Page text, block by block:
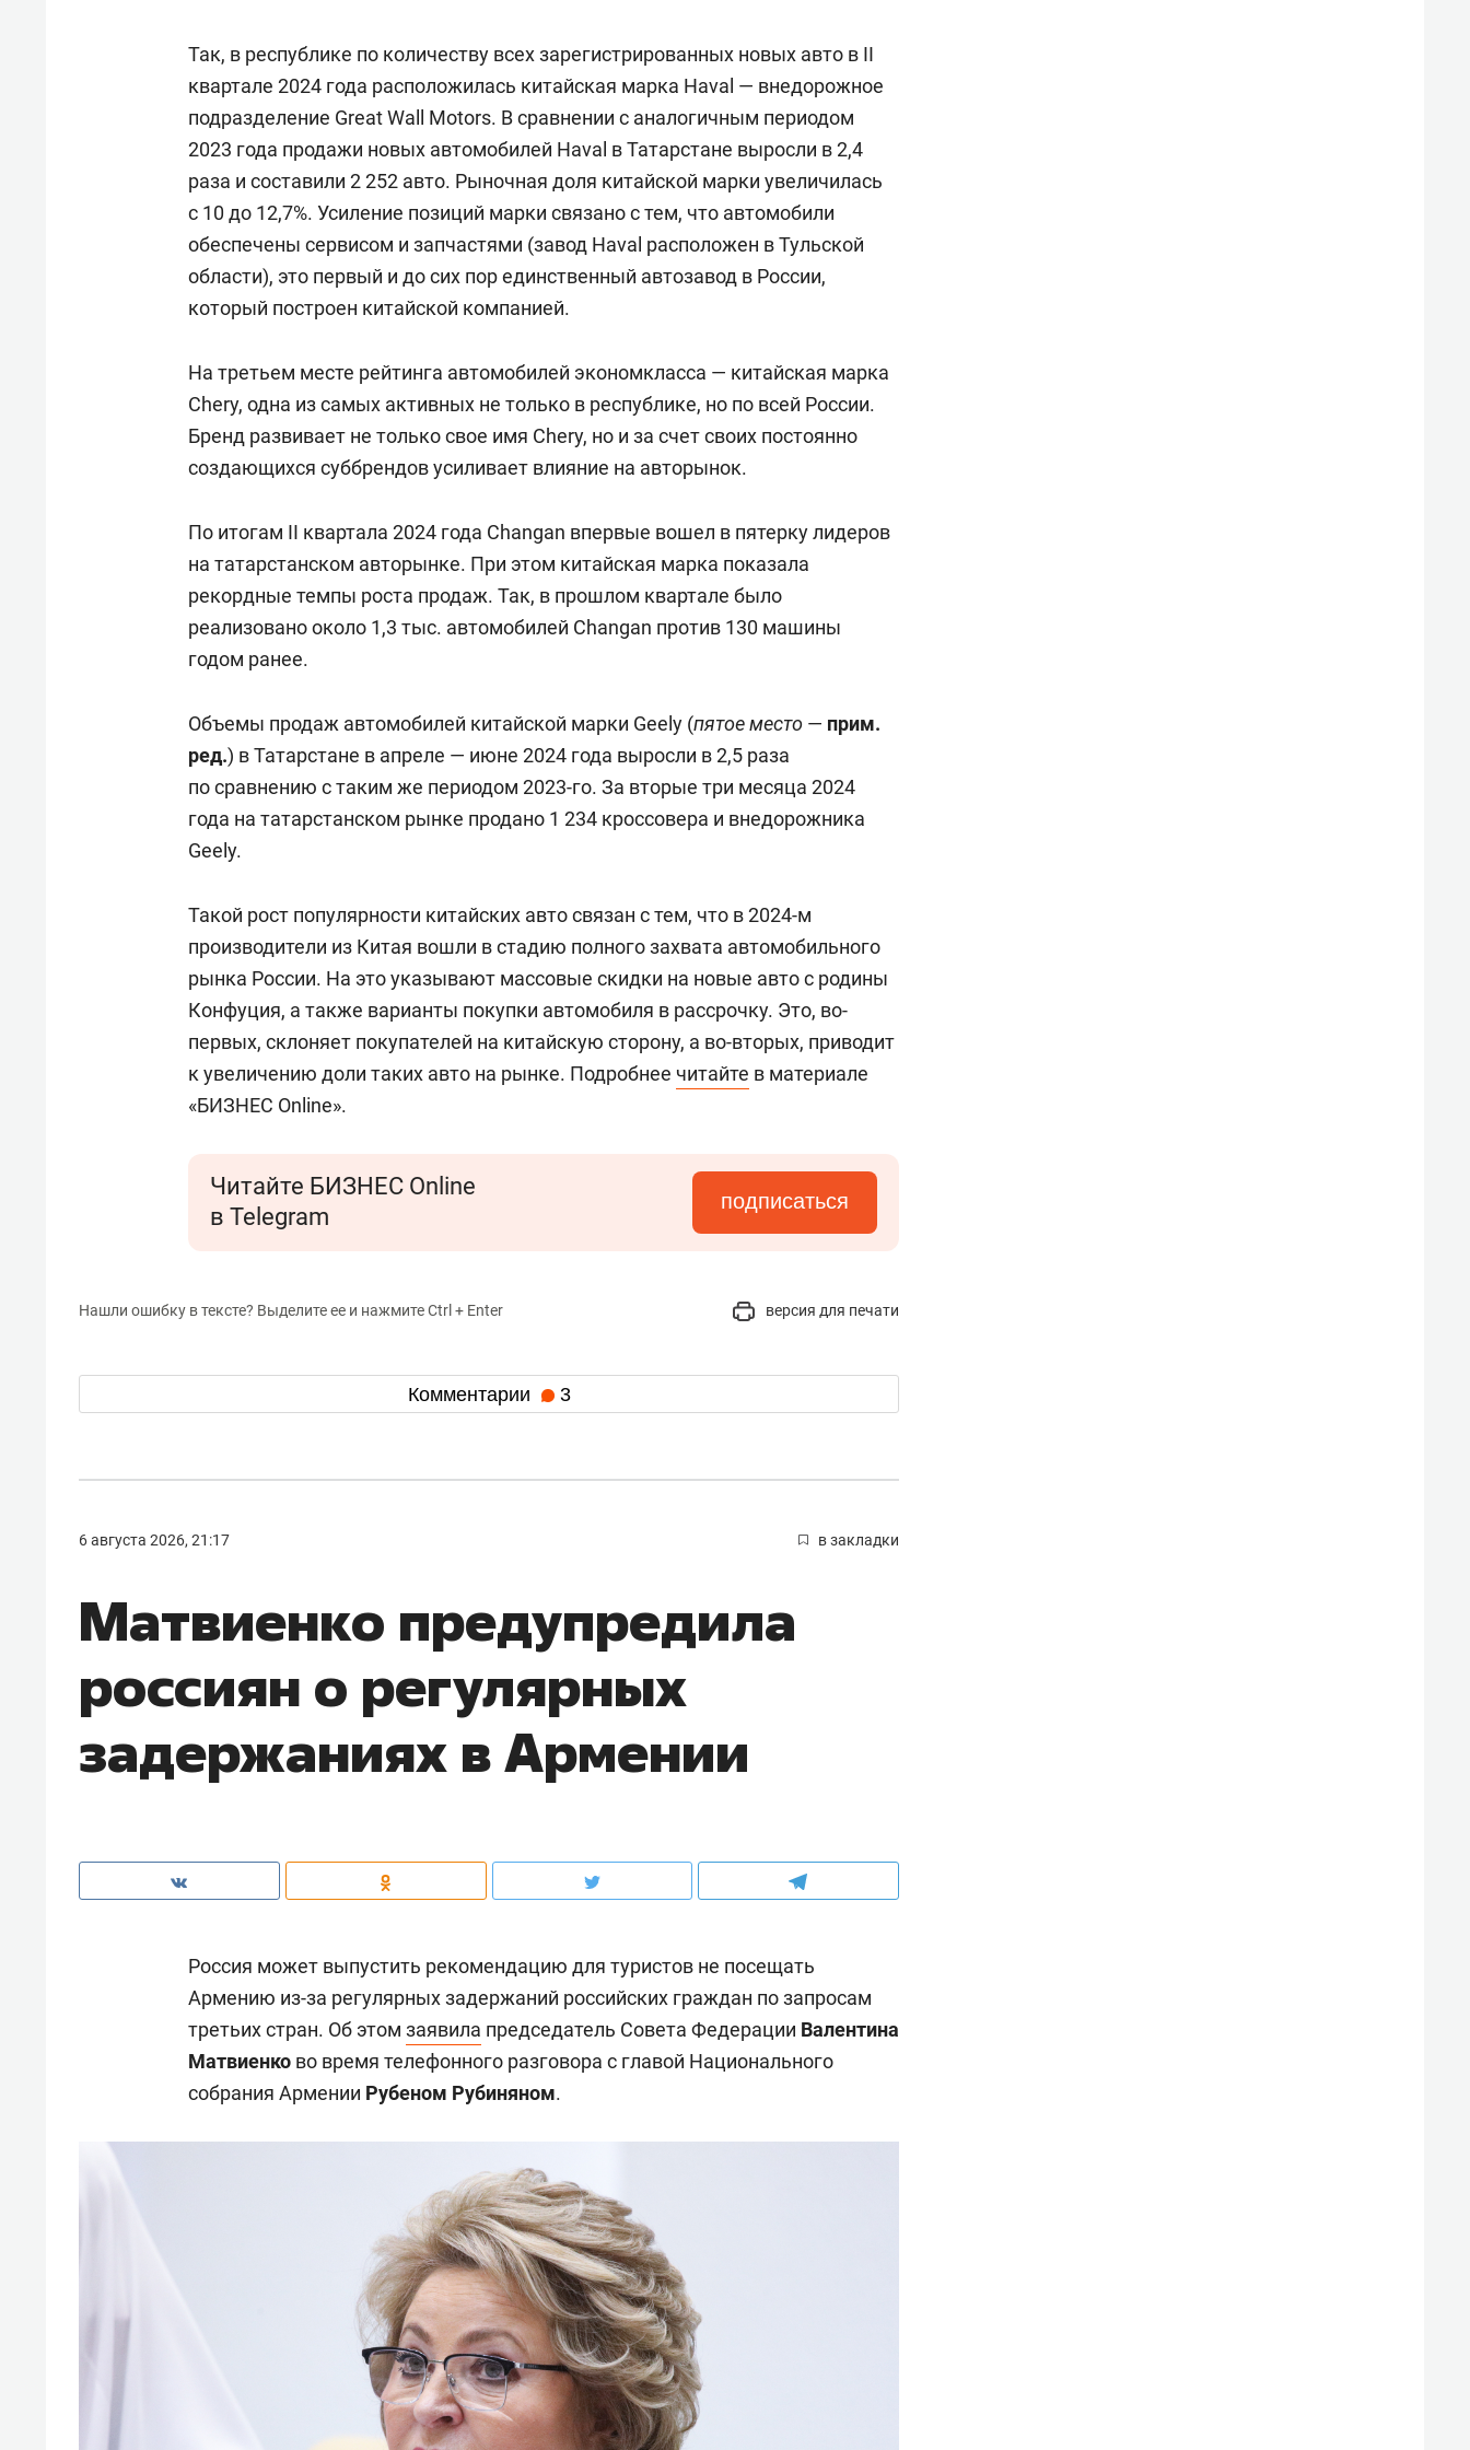
Так, в республике по количеству всех зарегистрированных новых авто в II
квартале 2024 года расположилась китайская марка Haval — внедорожное
подразделение Great Wall Motors. В сравнении с аналогичным периодом
2023 года продажи новых автомобилей Haval в Татарстане выросли в 2,4
раза и составили 2 252 авто. Рыночная доля китайской марки увеличилась
с 10 до 12,7%. Усиление позиций марки связано с тем, что автомобили
обеспечены сервисом и запчастями (завод Haval расположен в Тульской
области), это первый и до сих пор единственный автозавод в России,
который построен китайской компанией.
На третьем месте рейтинга автомобилей экономкласса — китайская марка
Chery, одна из самых активных не только в республике, но по всей России.
Бренд развивает не только свое имя Chery, но и за счет своих постоянно
создающихся суббрендов усиливает влияние на авторынок.
По итогам II квартала 2024 года Changan впервые вошел в пятерку лидеров
на татарстанском авторынке. При этом китайская марка показала
рекордные темпы роста продаж. Так, в прошлом квартале было
реализовано около 1,3 тыс. автомобилей Changan против 130 машины
годом ранее.
Объемы продаж автомобилей китайской марки Geely (пятое место — прим.
ред.) в Татарстане в апреле — июне 2024 года выросли в 2,5 раза
по сравнению с таким же периодом 2023-го. За вторые три месяца 2024
года на татарстанском рынке продано 1 234 кроссовера и внедорожника
Geely.
Такой рост популярности китайских авто связан с тем, что в 2024-м
производители из Китая вошли в стадию полного захвата автомобильного
рынка России. На это указывают массовые скидки на новые авто с родины
Конфуция, а также варианты покупки автомобиля в рассрочку. Это, во-
первых, склоняет покупателей на китайскую сторону, а во-вторых, приводит
к увеличению доли таких авто на рынке. Подробнее читайте в материале
«БИЗНЕС Online».
Читайте БИЗНЕС Online
в Telegram
подписаться
Нашли ошибку в тексте? Выделите ее и нажмите Ctrl + Enter версия для печати
Комментарии 3
6 августа 2026, 21:17 в закладки
Матвиенко предупредила
россиян о регулярных
задержаниях в Армении
Россия может выпустить рекомендацию для туристов не посещать
Армению из-за регулярных задержаний российских граждан по запросам
третьих стран. Об этом заявила председатель Совета Федерации Валентина
Матвиенко во время телефонного разговора с главой Национального
собрания Армении Рубеном Рубиняном.